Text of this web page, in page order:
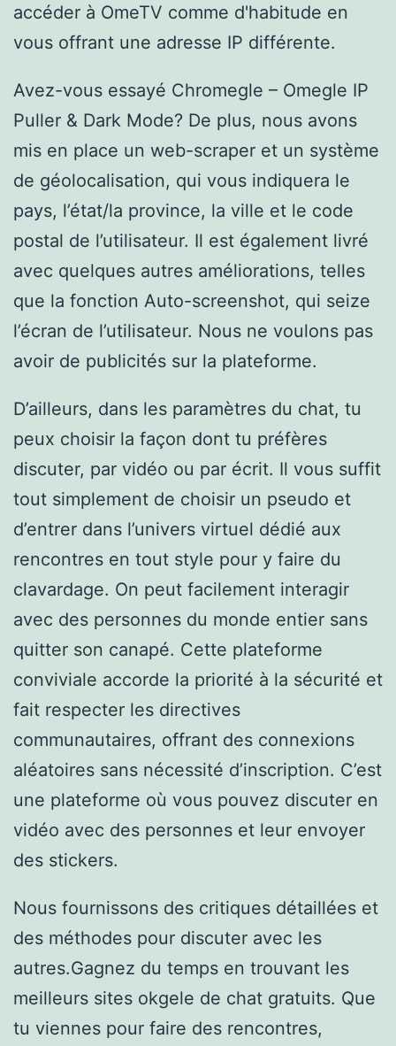
accéder à OmeTV comme d'habitude en
vous offrant une adresse IP différente.
Avez-vous essayé Chromegle – Omegle IP
Puller & Dark Mode? De plus, nous avons
mis en place un web-scraper et un système
de géolocalisation, qui vous indiquera le
pays, l’état/la province, la ville et le code
postal de l’utilisateur. Il est également livré
avec quelques autres améliorations, telles
que la fonction Auto-screenshot, qui seize
l’écran de l’utilisateur. Nous ne voulons pas
avoir de publicités sur la plateforme.
D’ailleurs, dans les paramètres du chat, tu
peux choisir la façon dont tu préfères
discuter, par vidéo ou par écrit. Il vous suffit
tout simplement de choisir un pseudo et
d’entrer dans l’univers virtuel dédié aux
rencontres en tout style pour y faire du
clavardage. On peut facilement interagir
avec des personnes du monde entier sans
quitter son canapé. Cette plateforme
conviviale accorde la priorité à la sécurité et
fait respecter les directives
communautaires, offrant des connexions
aléatoires sans nécessité d’inscription. C’est
une plateforme où vous pouvez discuter en
vidéo avec des personnes et leur envoyer
des stickers.
Nous fournissons des critiques détaillées et
des méthodes pour discuter avec les
autres.Gagnez du temps en trouvant les
meilleurs sites okgele de chat gratuits. Que
tu viennes pour faire des rencontres,